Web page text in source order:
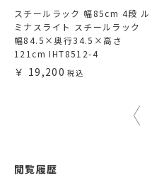
スチールラック 幅85cm 4段 ル
ミナスライト スチールラック
幅84.5×奥行34.5×高さ
121cm IHT8512-4
19,200
閲覧履歴